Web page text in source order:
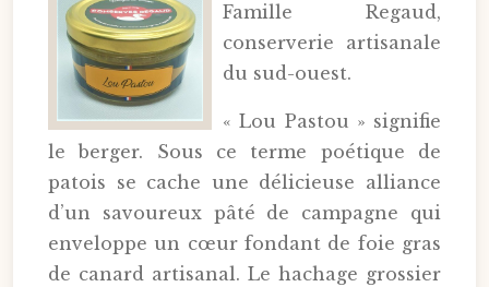
Famille Regaud,
conserverie artisanale
du sud-ouest.
« Lou Pastou » signifie
le berger. Sous ce terme poétique de
patois se cache une délicieuse alliance
d’un savoureux pâté de campagne qui
enveloppe un cœur fondant de foie gras
de canard artisanal. Le hachage grossier